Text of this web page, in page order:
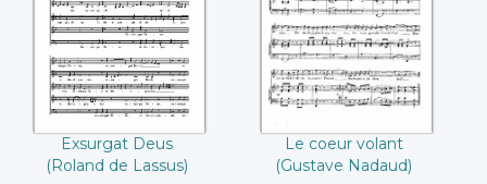
Exsurgat Deus
(Roland de Lassus)
Le coeur volant
(Gustave Nadaud)